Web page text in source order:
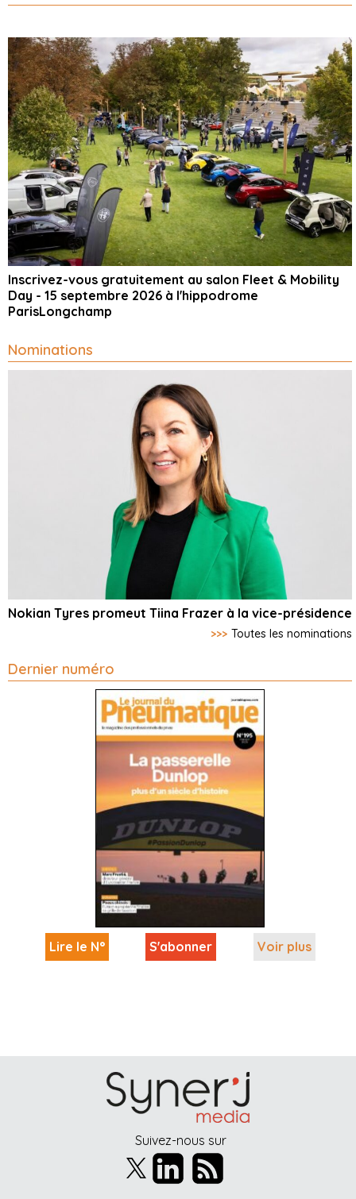
Inscrivez-vous gratuitement au salon Fleet & Mobility
Day - 15 septembre 2026 à l'hippodrome
ParisLongchamp
Nominations
Nokian Tyres promeut Tiina Frazer à la vice-présidence
>>> Toutes les nominations
Dernier numéro
Lire le N° S'abonner Voir plus
Suivez-nous sur